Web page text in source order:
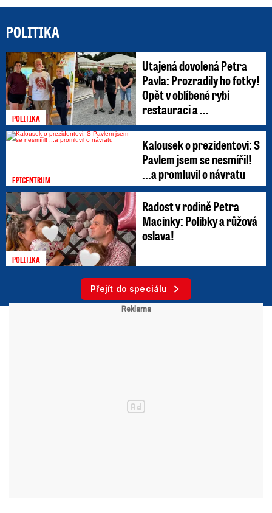
POLITIKA
POLITIKA
Utajená dovolená Petra
Pavla: Prozradily ho fotky!
Opět v oblíbené rybí
restauraci a ...
EPICENTRUM
Kalousek o prezidentovi: S
Pavlem jsem se nesmířil!
...a promluvil o návratu
POLITIKA
Radost v rodině Petra
Macinky: Polibky a růžová
oslava!
Přejít do speciálu